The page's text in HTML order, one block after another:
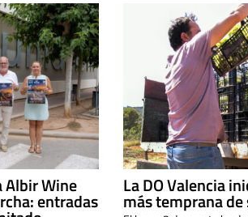
Albir Wine
entradas
La DO Valencia
más temprana